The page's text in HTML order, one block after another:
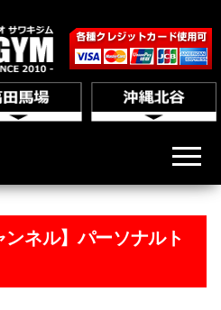
ンネル】パーソナルト